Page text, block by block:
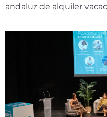
andaluz de alquiler